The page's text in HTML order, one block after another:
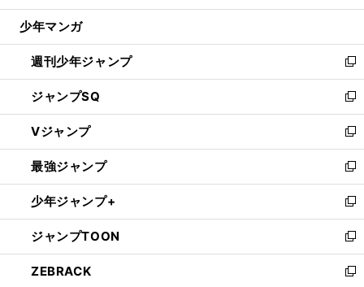
ウ
開
く
少年マンガ
週刊少年ジャンプ
新
し
い
ウ
ィ
ン
ド
ウ
で
開
く
ジャンプSQ
新
し
い
ウ
ィ
ン
ド
ウ
で
開
く
Vジャンプ
新
し
い
ウ
ィ
ン
ド
ウ
で
最強ジャンプ
新
し
い
ウ
ィ
ン
ド
少年ジャンプ+
新
し
い
ウ
ィ
ジャンプTOON
新
し
い
ZEBRACK
新